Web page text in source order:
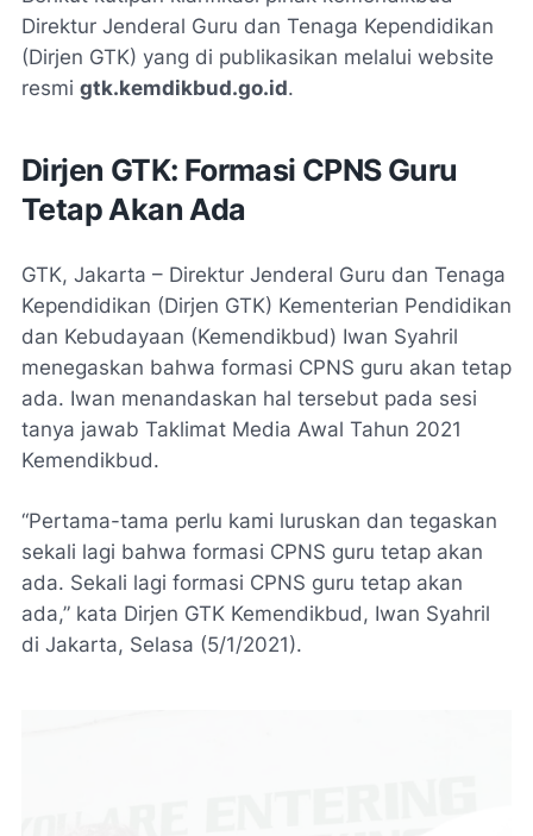
Direktur Jenderal Guru dan Tenaga Kependidikan
(Dirjen GTK) yang di publikasikan melalui website
resmi gtk.kemdikbud.go.id.
Dirjen GTK: Formasi CPNS Guru
Tetap Akan Ada
GTK, Jakarta – Direktur Jenderal Guru dan Tenaga
Kependidikan (Dirjen GTK) Kementerian Pendidikan
dan Kebudayaan (Kemendikbud) Iwan Syahril
menegaskan bahwa formasi CPNS guru akan tetap
ada. Iwan menandaskan hal tersebut pada sesi
tanya jawab Taklimat Media Awal Tahun 2021
Kemendikbud.
“Pertama-tama perlu kami luruskan dan tegaskan
sekali lagi bahwa formasi CPNS guru tetap akan
ada. Sekali lagi formasi CPNS guru tetap akan
ada,” kata Dirjen GTK Kemendikbud, Iwan Syahril
di Jakarta, Selasa (5/1/2021).